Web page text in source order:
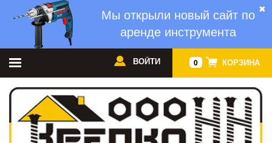
✖
Мы открыли новый сайт по
аренде инструмента
0 КОРЗИНА
ВОЙТИ